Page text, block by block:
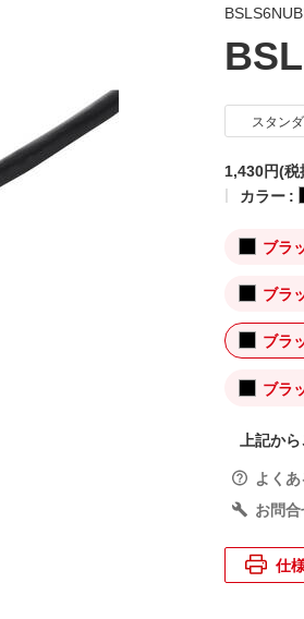
スタン
1,430円(税
カラー :
ブラ
ブラ
ブラ
ブラ
上記か
よく
お問
仕